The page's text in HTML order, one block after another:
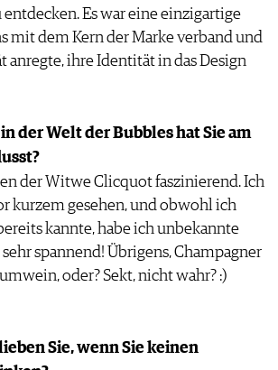
Es war eine einzigartige
mit dem Kern der Marke verband und
anregte, ihre Identität in das Design
der Welt der Bubbles hat Sie am
der Witwe Clicquot faszinierend. Ich
kurzem gesehen, und obwohl ich
kannte, habe ich unbekannte
spannend! Übrigens, Champagner
oder? Sekt, nicht wahr? :)
Sie, wenn Sie keinen